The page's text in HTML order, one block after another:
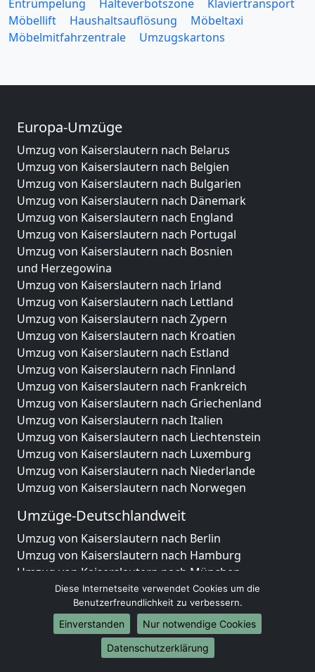
Entrümpelung
Halteverbotszone
Klaviertransport
Möbellift
Haushaltsauflösung
Möbeltaxi
Möbelmitfahrzentrale
Umzugskartons
Europa-Umzüge
Umzug von Kaiserslautern nach Belarus
Umzug von Kaiserslautern nach Belgien
Umzug von Kaiserslautern nach Bulgarien
Umzug von Kaiserslautern nach Dänemark
Umzug von Kaiserslautern nach England
Umzug von Kaiserslautern nach Portugal
Umzug von Kaiserslautern nach Bosnien
und Herzegowina
Umzug von Kaiserslautern nach Irland
Umzug von Kaiserslautern nach Lettland
Umzug von Kaiserslautern nach Zypern
Umzug von Kaiserslautern nach Kroatien
Umzug von Kaiserslautern nach Estland
Umzug von Kaiserslautern nach Finnland
Umzug von Kaiserslautern nach Frankreich
Umzug von Kaiserslautern nach Griechenland
Umzug von Kaiserslautern nach Italien
Umzug von Kaiserslautern nach Liechtenstein
Umzug von Kaiserslautern nach Luxemburg
Umzug von Kaiserslautern nach Niederlande
Umzug von Kaiserslautern nach Norwegen
Umzüge-Deutschlandweit
Umzug von Kaiserslautern nach Berlin
Umzug von Kaiserslautern nach Hamburg
Umzug von Kaiserslautern nach München
Umzug von Kaiserslautern nach Köln
Umzug von Kaiserslautern nach Frankfurt am Main
Umzug von Kaiserslautern nach Stuttgart
Umzug von Kaiserslautern nach Düsseldorf
Umzug von Kaiserslautern nach Leipzig
Diese Internetseite verwendet Cookies um die
Benutzerfreundlichkeit zu verbessern.
Einverstanden
Nur notwendige Cookies
Datenschutzerklärung